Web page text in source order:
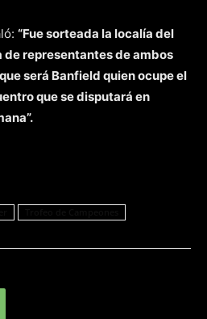
“Fue sorteada la localía del
representantes de ambos
será Banfield quien ocupe el
que se disputará en